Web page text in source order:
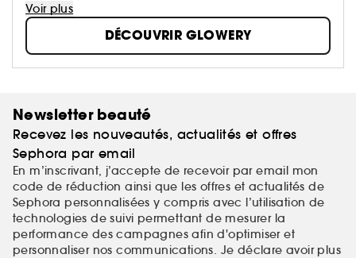
Née en France, enrichie par l’innovation coréenne,
Glowery développe des formules testées
dermatologiquement, pensées pour suivre le rythme
naturel de la peau. Sa technologie pro-collagène
hydrate, apaise et renforce sans jamais en faire trop
qu’il fallait à votre peau.
Voir plus
DÉCOUVRIR GLOWERY
Newsletter beauté
Recevez les nouveautés, actualités et offres
Sephora par email
En m’inscrivant, j’accepte de recevoir par email mon
code de réduction ainsi que les offres et actualités de
Sephora personnalisées y compris avec l’utilisation de
technologies de suivi permettant de mesurer la
performance des campagnes afin d'optimiser et
personnaliser nos communications. Je déclare avoir plus